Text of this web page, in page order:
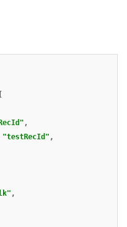
[
,
"testRecId" ,
,